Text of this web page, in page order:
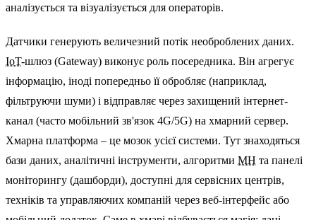
аналізується та візуалізується для операторів.
Датчики генерують величезний потік необроблених даних.
IoT-шлюз (Gateway) виконує роль посередника. Він агрегує
інформацію, іноді попередньо її обробляє (наприклад,
фільтруючи шуми) і відправляє через захищений інтернет-
канал (часто мобільний зв'язок 4G/5G) на хмарний сервер.
Хмарна платформа – це мозок усієї системи. Тут знаходяться
бази даних, аналітичні інструменти, алгоритми МН та панелі
моніторингу (дашборди), доступні для сервісних центрів,
техніків та управляючих компаній через веб-інтерфейс або